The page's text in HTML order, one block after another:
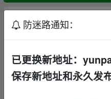
最新 精华
集歌单
← softsugar 1天前
防迷路通知：
已更换新地址：
保存新地址和永久发